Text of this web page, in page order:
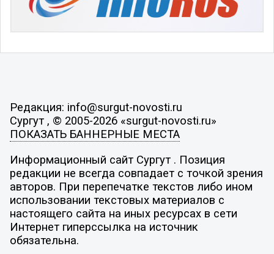
Редакция: info@surgut-novosti.ru
Сургут , © 2005-2026 «surgut-novosti.ru»
ПОКАЗАТЬ БАННЕРНЫЕ МЕСТА
Информационный сайт Сургут . Позиция
редакции не всегда совпадает с точкой зрения
авторов. При перепечатке текстов либо ином
использовании текстовых материалов с
настоящего сайта на иных ресурсах в сети
Интернет гиперссылка на источник
обязательна.